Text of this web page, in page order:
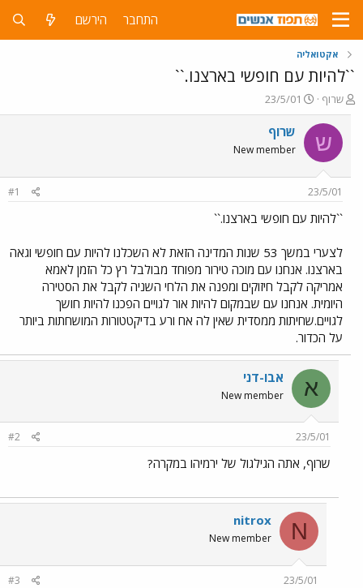
התחבר הירשם
אקטואליה
``להיות עם חופשי בארצנו.``
פ
ו
ת
ח
ה
ש
א
שרוף
פ
ו
ר
23/5/01
ש שרוף
New member
23/5/01
#1
``להיות עם חופשי בארצנו.``
לצערי במשך 53 שנות המדינה הזאת לא השכלנו להיות עם חופשי וגאה
בארצנו. אנחנו עם מוכה טירור מפוחד מבולבל רץ כל הזמן לאמא
אמריקה לקבל חיזוקים ומפנה את הלחי השניה לקבל את הסטירה
היומית. אנחנו עם שבמקום להיות אור לגויים הפכנו להיות חושך
לגויים.שחיתות ממסדית שאין לה אח ורע בדיקטטורות המושחתות ביותר
על הכדור.
א אבו-דני
New member
23/5/01
#2
שרוף, אתה הגילגול של ירמיהו במקרה?
N
nitrox
New member
23/5/01
#3